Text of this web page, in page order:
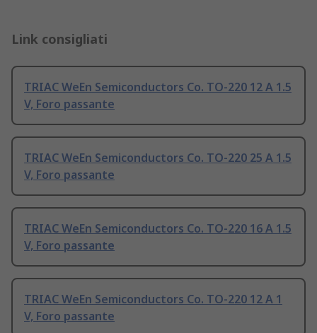
Link consigliati
TRIAC WeEn Semiconductors Co. TO-220 12 A 1.5
V, Foro passante
TRIAC WeEn Semiconductors Co. TO-220 25 A 1.5
V, Foro passante
TRIAC WeEn Semiconductors Co. TO-220 16 A 1.5
V, Foro passante
TRIAC WeEn Semiconductors Co. TO-220 12 A 1
V, Foro passante